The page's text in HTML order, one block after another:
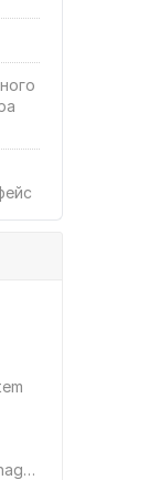
Customer Relationship Management